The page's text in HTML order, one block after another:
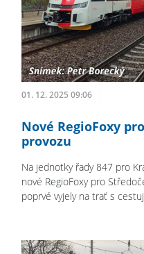
01. 12. 2025 09:06
Nové RegioFoxy
provozu
Na jednotky řady 847 pro
nové RegioFoxy pro
poprvé vyjely na trať s